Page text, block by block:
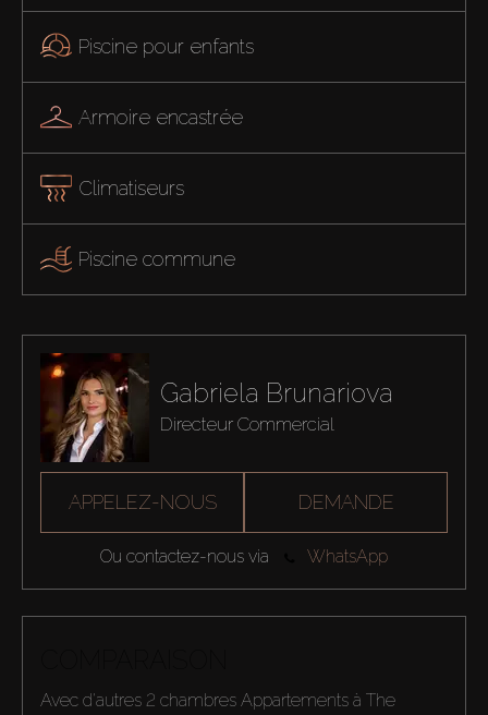
Piscine pour enfants
Armoire encastrée
Climatiseurs
Piscine commune
Gabriela Brunariova
Directeur Commercial
APPELEZ-NOUS DEMANDE
Ou contactez-nous via WhatsApp
Avec d'autres 2 chambres Appartements à The